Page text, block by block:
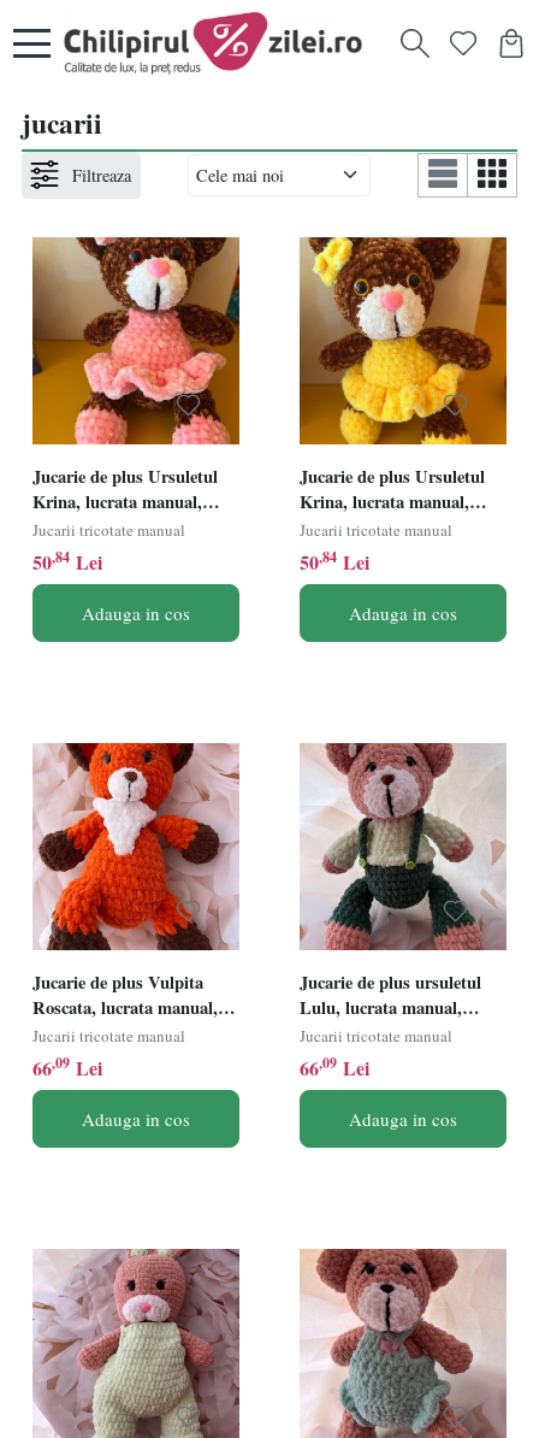
jucarii
Filtreaza
Jucarie de plus Ursuletul
Krina, lucrata manual,
handmade, textil, maro/roz,
16 cm
Jucarii tricotate manual
50,84 Lei
Adauga in cos
Jucarie de plus Ursuletul
Krina, lucrata manual,
handmade,
textil,maro/galben, 16 cm
Jucarii tricotate manual
50,84 Lei
Adauga in cos
Jucarie de plus Vulpita
Roscata, lucrata manual,
handmade, textil,
portocaliu/maro/alb, 27 cm
Jucarii tricotate manual
66,09 Lei
Adauga in cos
Jucarie de plus ursuletul
Lulu, lucrata manual,
handmade, textil,
multicolor, 26 cm
Jucarii tricotate manual
66,09 Lei
Adauga in cos